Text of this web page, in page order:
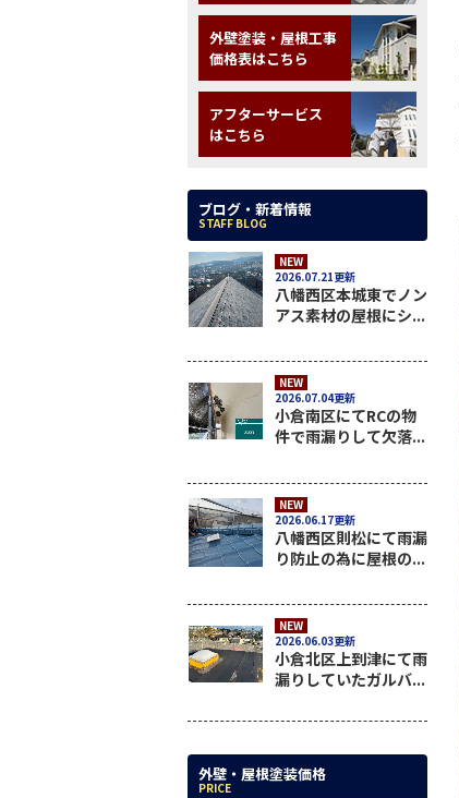
外壁塗装・屋根工事
価格表はこちら
アフターサービス
はこちら
ブログ・新着情報
STAFF BLOG
NEW
2026.07.21更新
八幡西区本城東でノン
アス素材の屋根にシ...
NEW
2026.07.04更新
小倉南区にてRCの物
件で雨漏りして欠落...
NEW
2026.06.17更新
八幡西区則松にて雨漏
り防止の為に屋根の...
NEW
2026.06.03更新
小倉北区上到津にて雨
漏りしていたガルバ...
外壁・屋根塗装価格
PRICE